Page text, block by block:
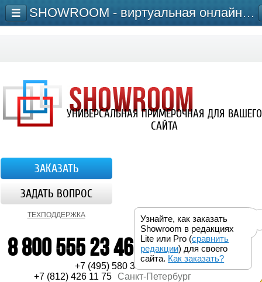
Узнайте, как заказать
Showroom в редакциях
Lite или Pro (сравнить
редакции) для своего
сайта. Как заказать?
УНИВЕРСАЛЬНАЯ ПРИМЕРОЧНАЯ ДЛЯ ВАШЕГО
САЙТА
ЗАКАЗАТЬ
ЗАДАТЬ ВОПРОС
ТЕХПОДДЕРЖКА
8 800 555 23 46
+7 (495) 580 30 45
Москва
+7 (812) 426 11 75
Санкт-Петербург
SHOWROOM - виртуальная онлайн-примерочная для сайта